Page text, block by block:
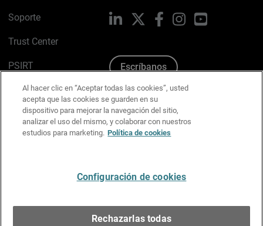
Soporte
Trust Center
PSIRT
Política de cookies
Política de privacidad
Kit de medios y marca
LinkedIn FacebookInstagram
Escríbanos
Al hacer clic en “Aceptar todas las cookies”, usted
acepta que las cookies se guarden en su
dispositivo para mejorar la navegación del sitio,
analizar el uso del mismo, y colaborar con nuestros
estudios para marketing. Política de cookies
Configuración de cookies
Rechazarlas todas